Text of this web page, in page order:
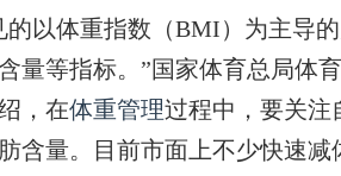
体重指数（BMI）为主导的
量等指标。”国家体育总局体
，在体重管理过程中，要关注
含量。目前市面上不少快速